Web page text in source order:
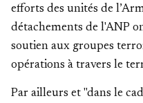
efforts des unités de
détachements de l'ANP
soutien aux groupes
opérations à travers le
Par ailleurs et "dans le